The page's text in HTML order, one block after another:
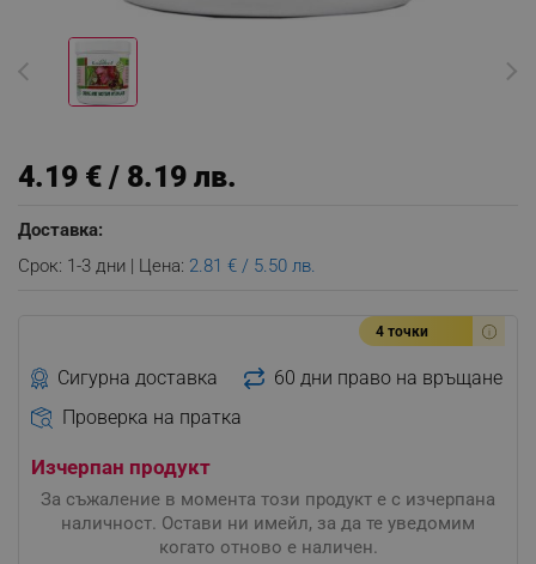
4.19 € / 8.19 лв.
Доставка:
Срок: 1-3 дни | Цена: 2.81 € / 5.50 лв.
4 точки
Сигурна доставка
60 дни право на връщане
Проверка на пратка
Изчерпан продукт
За съжаление в момента този продукт е с изчерпана
наличност. Остави ни имейл, за да те уведомим
когато отново е наличен.